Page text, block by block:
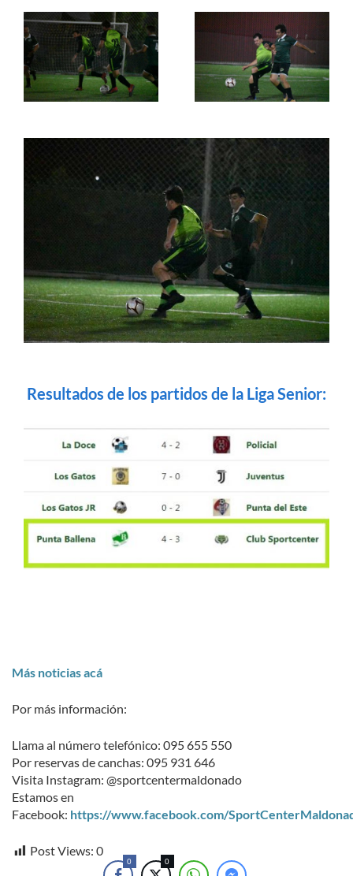
Resultados de los partidos de la Liga Senior:
Más noticias acá
Por más información:
Llama al número telefónico: 095 655 550
Por reservas de canchas: 095 931 646
Visita Instagram: @sportcentermaldonado
Estamos en
Facebook: https://www.facebook.com/
Post Views: 0
0 0